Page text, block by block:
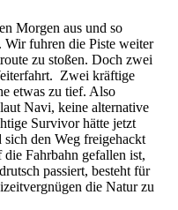
Morgen aus und so
Wir fuhren die Piste weiter
zu stoßen. Doch zwei
Zwei kräftige
etwas zu tief. Also
Navi, keine alternative
Survivor hätte jetzt
sich den Weg freigehackt
Fahrbahn gefallen ist,
passiert, besteht für
die Natur zu